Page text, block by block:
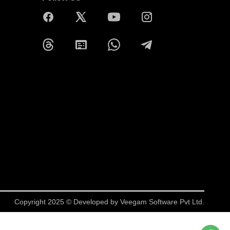
Copyright 2025 © Developed by Veegam Software Pvt Ltd.